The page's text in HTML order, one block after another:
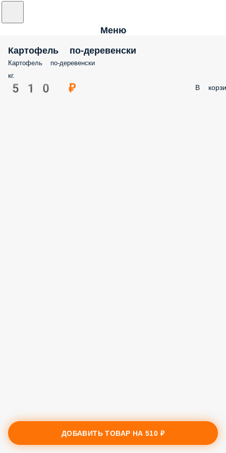
Меню
Картофель по-деревенски
Картофель по-деревенски
кг.
510 ₽ В
ДОБАВИТЬ ТОВАР НА510 ₽